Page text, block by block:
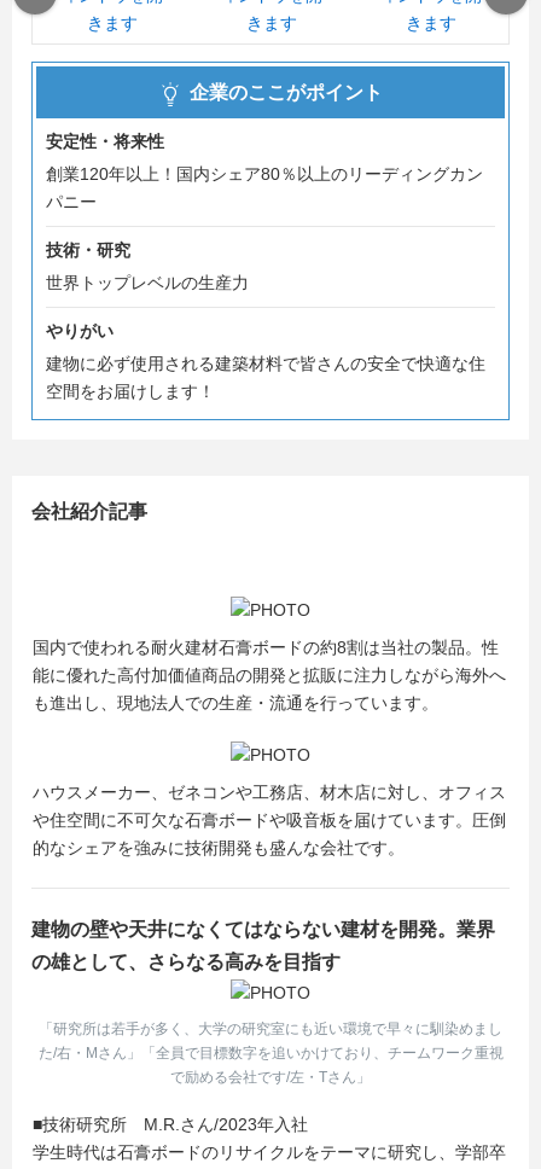
企業のここがポイント
安定性・将来性
創業120年以上！国内シェア80％以上のリーディングカン
パニー
技術・研究
世界トップレベルの生産力
やりがい
建物に必ず使用される建築材料で皆さんの安全で快適な住
空間をお届けします！
会社紹介記事
国内で使われる耐火建材石膏ボードの約8割は当社の製品。性
能に優れた高付加価値商品の開発と拡販に注力しながら海外へ
も進出し、現地法人での生産・流通を行っています。
ハウスメーカー、ゼネコンや工務店、材木店に対し、オフィス
や住空間に不可欠な石膏ボードや吸音板を届けています。圧倒
的なシェアを強みに技術開発も盛んな会社です。
建物の壁や天井になくてはならない建材を開発。業界
の雄として、さらなる高みを目指す
「研究所は若手が多く、大学の研究室にも近い環境で早々に馴染めまし
た/右・Mさん」「全員で目標数字を追いかけており、チームワーク重視
で励める会社です/左・Tさん」
■技術研究所 M.R.さん/2023年入社
学生時代は石膏ボードのリサイクルをテーマに研究し、学部卒